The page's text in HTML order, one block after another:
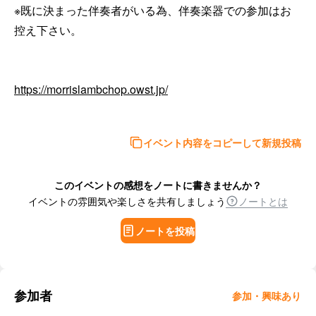
※既に決まった伴奏者がいる為、伴奏楽器での参加はお
控え下さい。
https://morrislambchop.owst.jp/
イベント内容をコピーして新規投稿
このイベントの感想をノートに書きませんか？
イベントの雰囲気や楽しさを共有しましょう
ノートとは
ノートを投稿
参加者 参加・興味あり